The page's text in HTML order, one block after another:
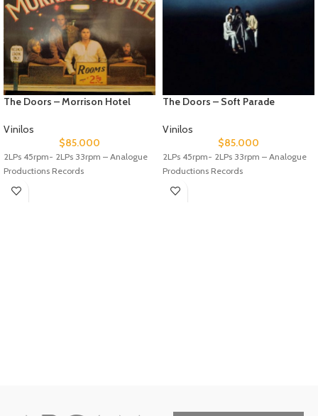
The Doors – Morrison Hotel
Vinilos
$85.000
2LPs 45rpm- 2LPs 33rpm – Analogue
Productions Records
The Doors – Soft Parade
Vinilos
$85.000
2LPs 45rpm- 2LPs 33rpm – Analogue
Productions Records